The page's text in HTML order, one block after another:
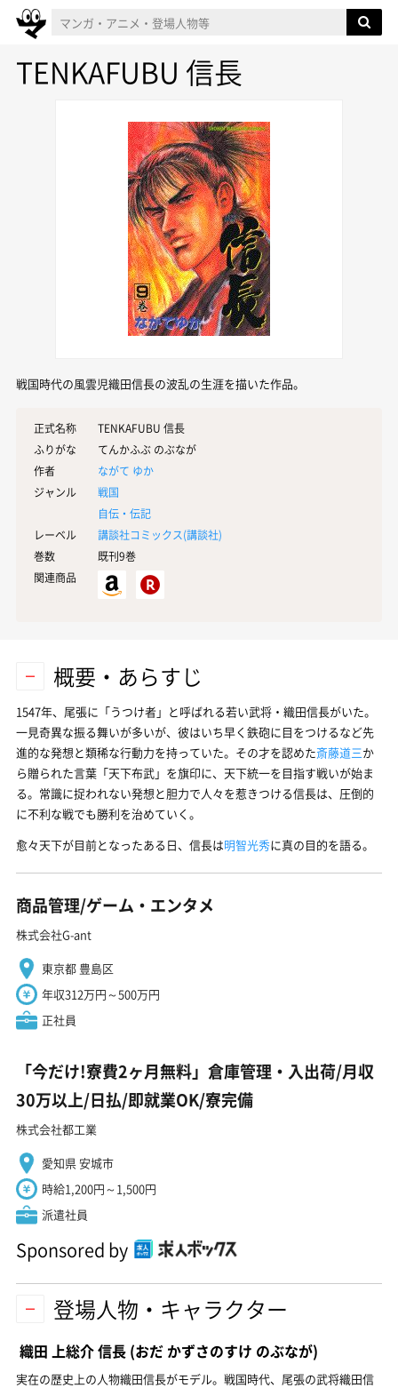
TENKAFUBU 信長
戦国時代の風雲児織田信長の波乱の生涯を描いた作品。
正式名称
TENKAFUBU 信長
ふりがな
てんかふぶ のぶなが
作者
ながて ゆか
ジャンル
戦国
自伝・伝記
レーベル
講談社コミックス(講談社)
巻数
既刊9巻
関連商品
概要・あらすじ
1547年、尾張に「うつけ者」と呼ばれる若い武将・織田信長がいた。
一見奇異な振る舞いが多いが、彼はいち早く鉄砲に目をつけるなど先
進的な発想と類稀な行動力を持っていた。その才を認めた斎藤道三か
ら贈られた言葉「天下布武」を旗印に、天下統一を目指す戦いが始ま
る。常識に捉われない発想と胆力で人々を惹きつける信長は、圧倒的
に不利な戦でも勝利を治めていく。
愈々天下が目前となったある日、信長は明智光秀に真の目的を語る。
商品管理/ゲーム・エンタメ
株式会社G-ant
東京都 豊島区
年収312万円～500万円
正社員
「今だけ!寮費2ヶ月無料」倉庫管理・入出荷/月収
30万以上/日払/即就業OK/寮完備
株式会社都工業
愛知県 安城市
時給1,200円～1,500円
派遣社員
Sponsored by
登場人物・キャラクター
織田 上総介 信長 (おだ かずさのすけ のぶなが)
実在の歴史上の人物織田信長がモデル。戦国時代、尾張の武将織田信